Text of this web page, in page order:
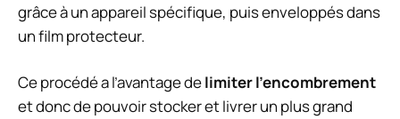
grâce à un appareil spécifique, puis enveloppés dans
un film protecteur.
Ce procédé a l’avantage delimiter l’encombrement
et donc de pouvoir stocker et livrer un plus grand